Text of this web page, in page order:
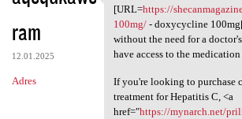
ram
12.01.2025
Adres
In need of an antibiotic
[URL=https://
100mg/- doxycycline
without the need for a
have access to the
If you're looking to purchase
treatment for Hepatitis C, <a
href="https://mynarch.net/